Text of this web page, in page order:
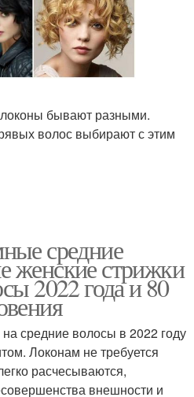
бывают разными.
волос выбирают с этим
средние
женские стрижки
2022 года и 80
средние волосы в 2022 году
Локонам не требуется
расчесываются,
внешности и